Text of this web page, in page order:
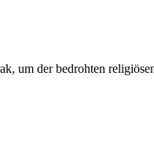
um der bedrohten